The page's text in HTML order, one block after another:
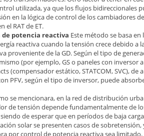
utilizada, ya que los flujos bidireccionales
en la lógica de control de los cambiadores
el RAT de ET.
de potencia reactiva Este método se basa en
reactiva cuando la tensión crece debido a
proveniente de la GD. Según el tipo de
(por ejemplo, GS o paneles con inversor
(compensador estático, STATCOM, SVC), de
PFV, según el tipo de inversor, puede
se mencionara, en la red de distribución
de tensión depende fundamentalmente de
de esperar que en períodos de baja
solar se presenten casos de sobretensión,
por control de potencia reactiva sea limitado.